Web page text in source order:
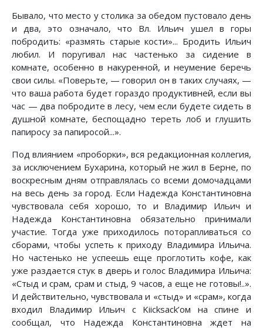
Бывало, что место у столика за обедом пустовало день
и два, это означало, что Вл. Ильич ушел в горы
побродить: «размять старые кости»... Бродить Ильич
любил. И поругивал нас частенько за сидение в
комнате, особенно в накуренной, и неумение беречь
свои силы. «Поверьте, — говорил он в таких случаях, —
что ваша работа будет гораздо продуктивней, если вы
час — два побродите в лесу, чем если будете сидеть в
душной комнате, беспощадно тереть лоб и глушить
папиросу за папиросой...».
Под влиянием «проборки», вся редакционная коллегия,
за исключением Бухарина, который не жил в Берне, по
воскресным дням отправлялась со всеми домочадцами
на весь день за город. Если Надежда Константиновна
чувствовала себя хорошо, то и Владимир Ильич и
Надежда Константиновна обязательно принимали
участие. Тогда уже приходилось поторапливаться со
сборами, чтобы успеть к приходу Владимира Ильича.
Но частенько не успеешь еще проглотить кофе, как
уже раздается стук в дверь и голос Владимира Ильича:
«Стыд и срам, срам и стыд, 9 часов, а еще не готовы!..».
И действительно, чувствовала и «стыд» и «срам», когда
входил Владимир Ильич с Kiicksack’oм на спине и
сообщал, что Надежда Константиновна ждет на